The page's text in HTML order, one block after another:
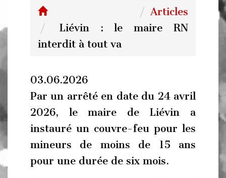
Articles
Liévin : le maire RN
interdit à tout va
03.06.2026
Par un arrêté en date du 24 avril
2026, le maire de Liévin a
instauré un couvre-feu pour les
mineurs de moins de 15 ans
pour une durée de six mois.